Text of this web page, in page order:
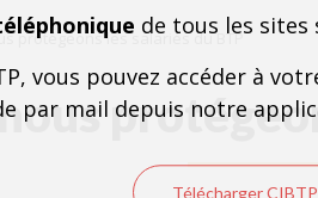
protégeons les salariés du BTP
de tous les sites
vous pouvez accéder à
par mail depuis notre
Télécharger